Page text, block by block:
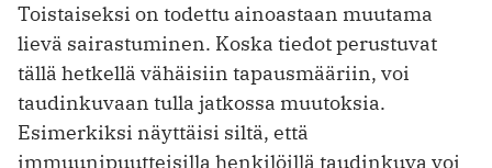
Toistaiseksi on todettu ainoastaan muutama
lievä sairastuminen. Koska tiedot perustuvat
tällä hetkellä vähäisiin tapausmääriin, voi
taudinkuvaan tulla jatkossa muutoksia.
Esimerkiksi näyttäisi siltä, että
immuunipuutteisilla henkilöillä taudinkuva voi